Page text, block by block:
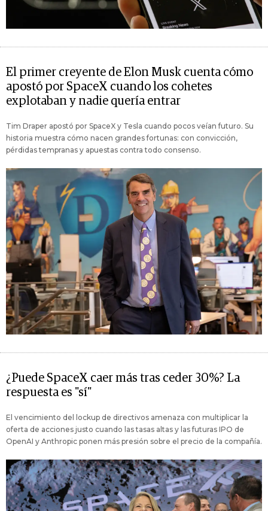
El primer creyente de Elon Musk cuenta cómo
apostó por SpaceX cuando los cohetes
explotaban y nadie quería entrar
Tim Draper apostó por SpaceX y Tesla cuando pocos veían futuro. Su
historia muestra cómo nacen grandes fortunas: con convicción,
pérdidas tempranas y apuestas contra todo consenso.
¿Puede SpaceX caer más tras ceder 30%? La
respuesta es "sí"
El vencimiento del lockup de directivos amenaza con multiplicar la
oferta de acciones justo cuando las tasas altas y las futuras IPO de
OpenAI y Anthropic ponen más presión sobre el precio de la compañía.